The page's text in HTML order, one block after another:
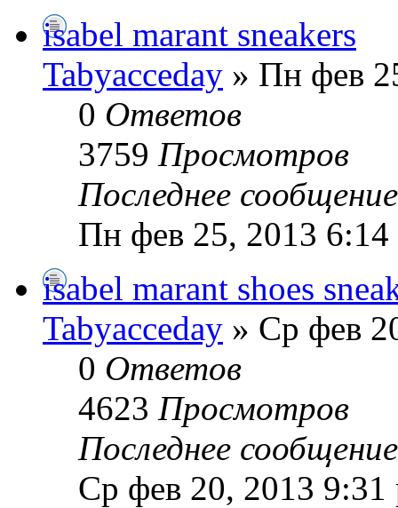
isabel marant sneakers
Tabyacceday » Пн фев
0 Ответов
3759 Просмотров
Последнее
Пн фев 25, 2013 6:14
isabel marant shoes
Tabyacceday » Ср фев
0 Ответов
4623 Просмотров
Последнее
Ср фев 20, 2013 9:31